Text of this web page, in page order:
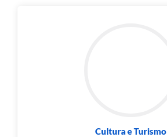
Cultura e Turismo